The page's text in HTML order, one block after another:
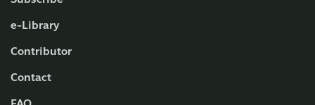
e-Library
Contributor
Contact